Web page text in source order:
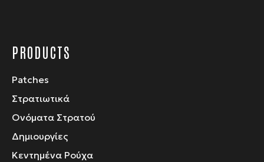
PRODUCTS
Patches
Στρατιωτικά
Ονόματα Στρατού
Δημιουργίες
Κεντημένα Ρούχα